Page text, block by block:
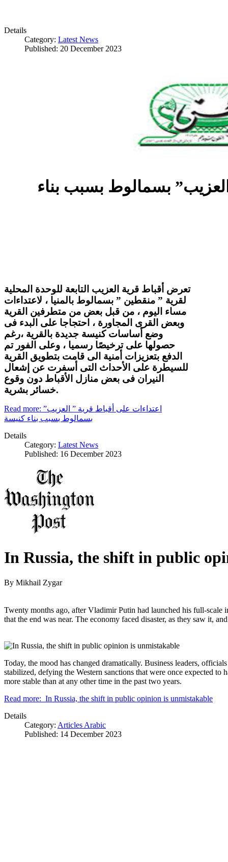
Details
Category: Latest News
Published: 20 December 2023
بسمالوط بسبب بناء
تعرض أقباط قرية العزيب التابعة للوحدة المحلية
لقرية ” منقطين ” بسمالوط بالمنيا ، لاعتداءات
مساء اليوم ، من قبل بعض من متطرفين القرية
وبعض القرى المجاورة ، احتجاجا على البدء فى
وضع أساسات كنيسة جديدة بالقرية ،رغم
حصولها على ترخيصًا رسميا ، وعلى الفور تم
الدفع بتعزيزات أمنية الى قامت بتطويق القرية
للسيطرة على الأحداث التى أسفرت عن إشعال
النيران فى بعض منازل الأقباط دون وقوع
خسائر بشرية.
Read more: اعتداءات على أقباط قرية ” العزيب”
بسمالوط بسبب بناء كنيسة
Details
Category: Latest News
Published: 16 December 2023
In Russia, the shift in public
By Mikhail Zygar
Twenty months ago, after Vladimir Putin had launched his full-
that the end was near. The economy faced disaster, as they saw it,
Today, the mood has changed dramatically. Business leaders,
stabilized, defying the Western sanctions that were once expected to
more stable than at any other time in the past two years.
Read more: In Russia, the shift in public opinion is unmistakable
Details
Category: Articles Arabic
Published: 14 December 2023